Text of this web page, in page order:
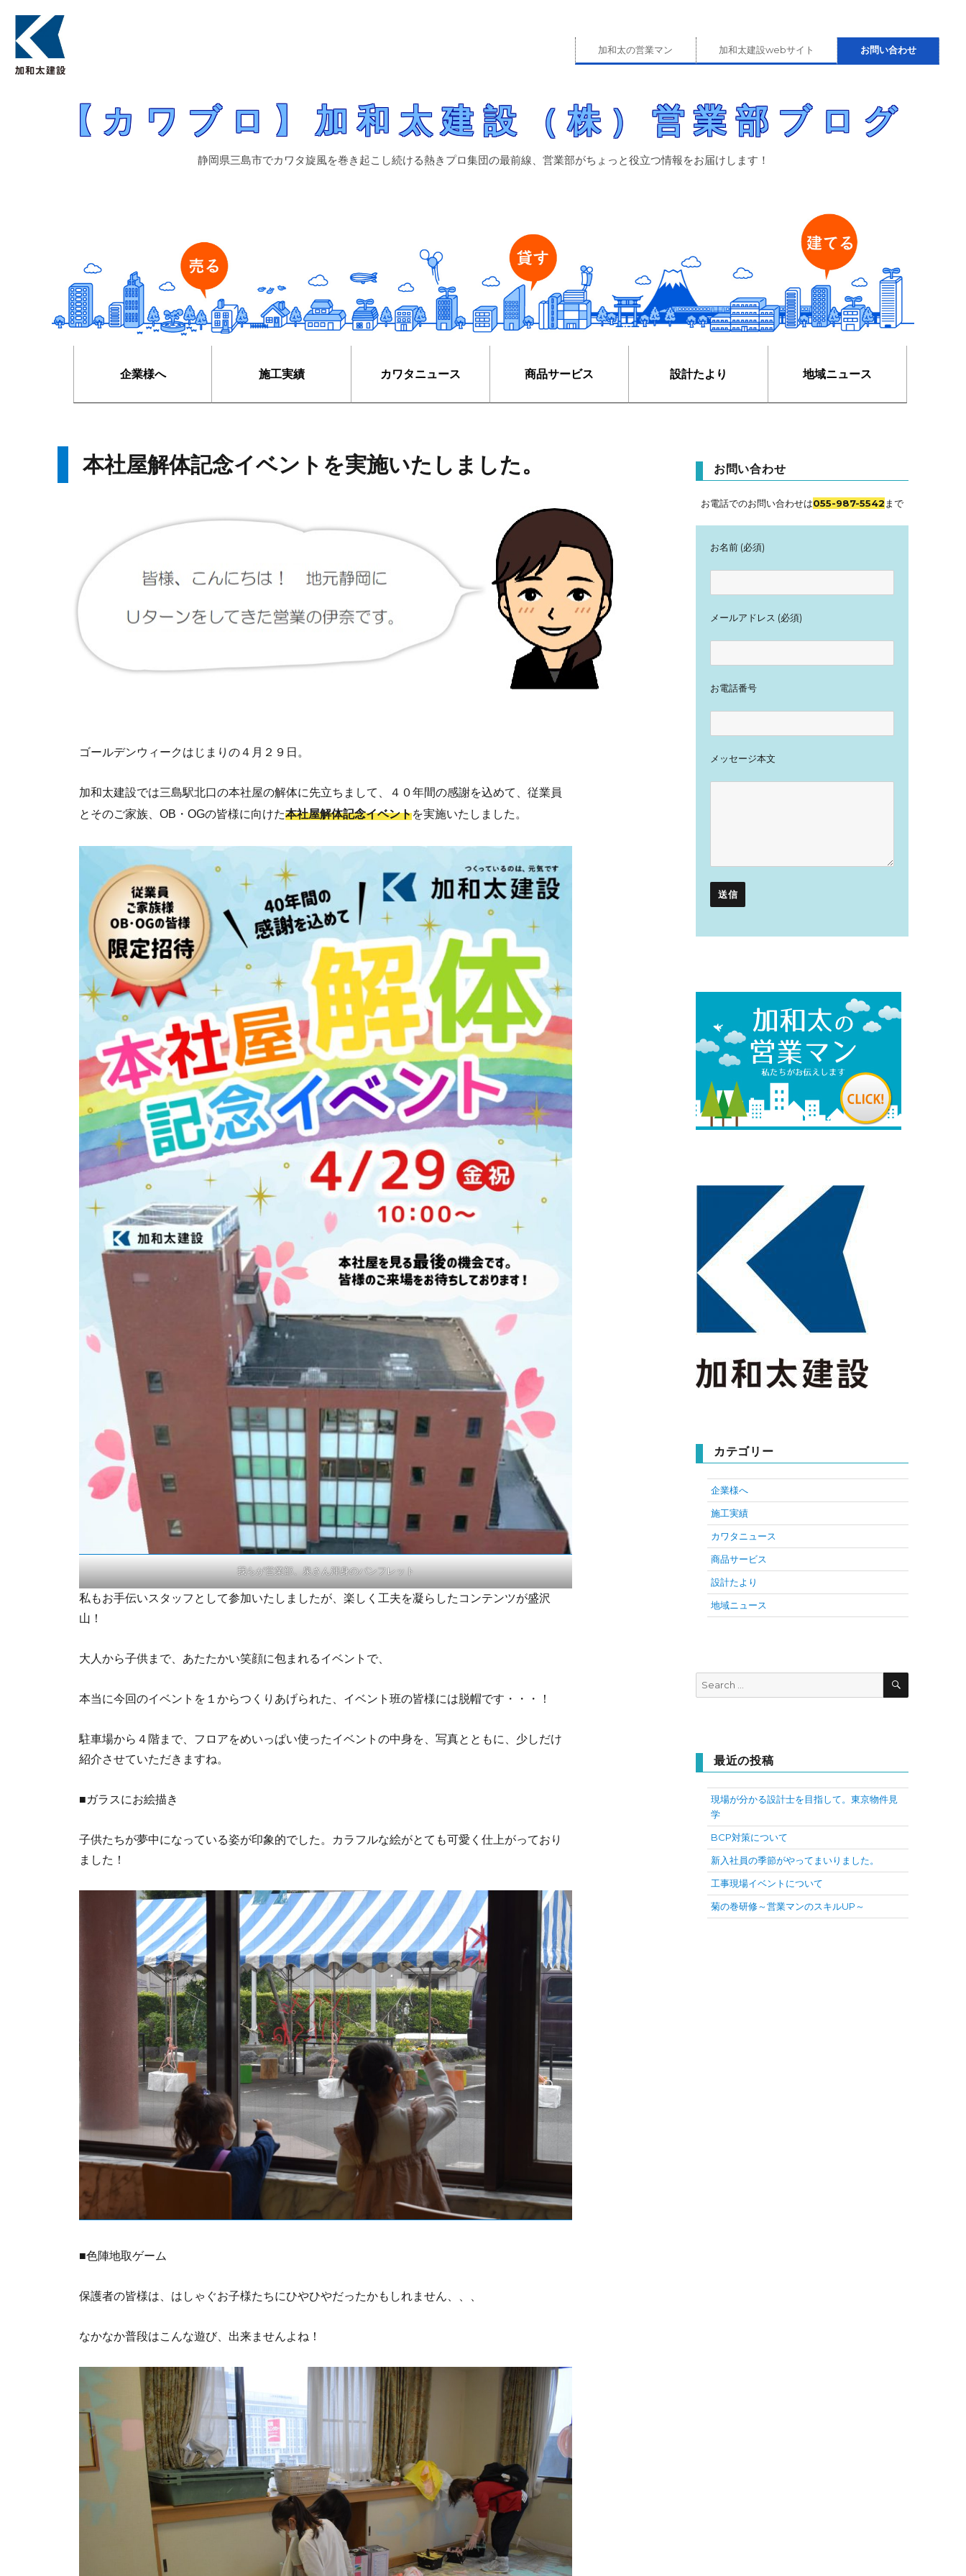
【カワブロ】加和太建設（株）営業部ブログ
加和太の営業マン 加和太建設webサイト お問い合わせ
【カワブロ】加和太建設（株）営業部ブログ
静岡県三島市でカワタ旋風を巻き起こし続ける熱きプロ集団の最前線、営業部がちょっと役立つ情報をお届けします！
企業様へ 施工実績 カワタニュース 商品サービス 設計たより 地域ニュース
本社屋解体記念イベントを実施いたしました。
ゴールデンウィークはじまりの４月２９日。
加和太建設では三島駅北口の本社屋の解体に先立ちまして、４０年間の感謝を込めて、従業員
とそのご家族、OB・OGの皆様に向けた本社屋解体記念イベントを実施いたしました。
我らが営業部、泉さん渾身のパンフレット
私もお手伝いスタッフとして参加いたしましたが、楽しく工夫を凝らしたコンテンツが盛沢
山！
大人から子供まで、あたたかい笑顔に包まれるイベントで、
本当に今回のイベントを１からつくりあげられた、イベント班の皆様には脱帽です・・・！
駐車場から４階まで、フロアをめいっぱい使ったイベントの中身を、写真とともに、少しだけ
紹介させていただきますね。
■ガラスにお絵描き
子供たちが夢中になっている姿が印象的でした。カラフルな絵がとても可愛く仕上がっており
ました！
■色陣地取ゲーム
保護者の皆様は、はしゃぐお子様たちにひやひやだったかもしれません、、、
なかなか普段はこんな遊び、出来ませんよね！
お問い合わせ
お電話でのお問い合わせは055-987-5542 まで
お名前 (必須)
メールアドレス (必須)
お電話番号
メッセージ本文
カテゴリー
企業様へ
施工実績
カワタニュース
商品サービス
設計たより
地域ニュース
SEARCH
最近の投稿
現場が分かる設計士を目指して。東京物件見
学
BCP対策について
新入社員の季節がやってまいりました。
工事現場イベントについて
菊の巻研修～営業マンのスキルUP～